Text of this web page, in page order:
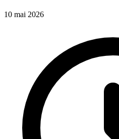
10 mai 2026